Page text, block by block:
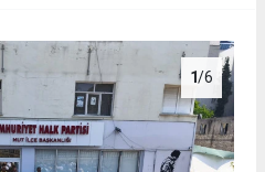
1/6